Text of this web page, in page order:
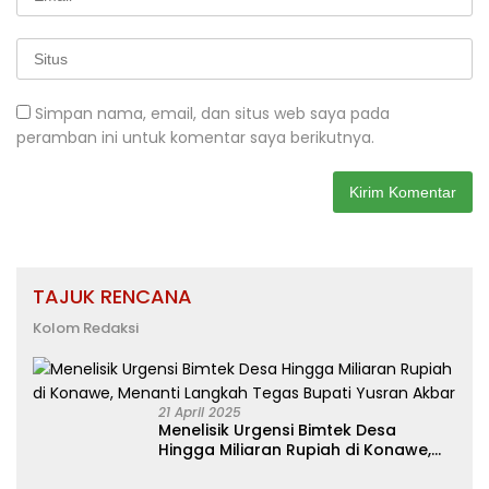
Simpan nama, email, dan situs web saya pada
peramban ini untuk komentar saya berikutnya.
TAJUK RENCANA
Kolom Redaksi
21 April 2025
Menelisik Urgensi Bimtek Desa
Hingga Miliaran Rupiah di Konawe,